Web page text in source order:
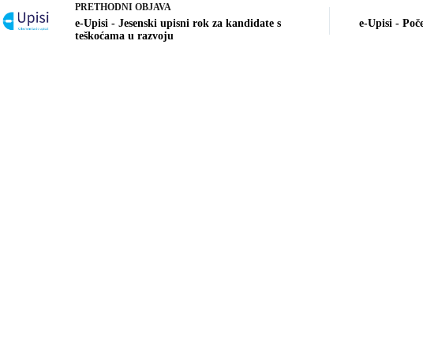
PRETHODNI OBJAVA
e-Upisi - Jesenski upisni rok za kandidate s
teškoćama u razvoju
e-Upisi -